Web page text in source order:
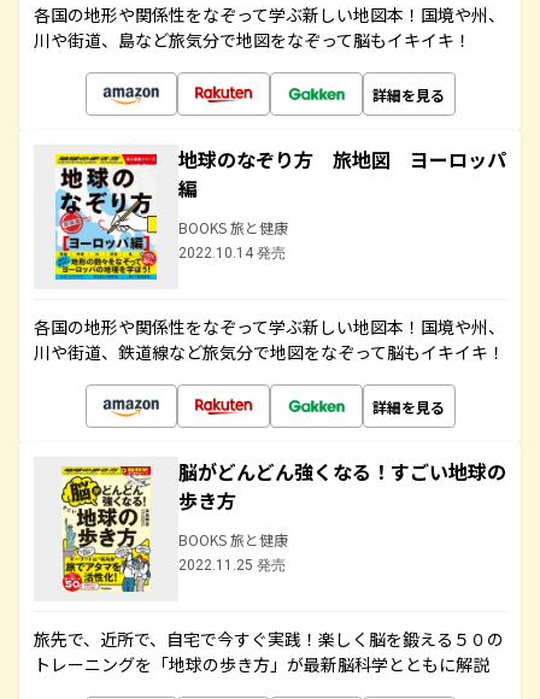
各国の地形や関係性をなぞって学ぶ新しい地図本！国境や州、
川や街道、島など旅気分で地図をなぞって脳もイキイキ！
詳細を見る
地球のなぞり方 旅地図 ヨーロッパ
編
BOOKS 旅と健康
2022.10.14 発売
各国の地形や関係性をなぞって学ぶ新しい地図本！国境や州、
川や街道、鉄道線など旅気分で地図をなぞって脳もイキイキ！
詳細を見る
脳がどんどん強くなる！すごい地球の
歩き方
BOOKS 旅と健康
2022.11.25 発売
旅先で、近所で、自宅で今すぐ実践！楽しく脳を鍛える５０の
トレーニングを「地球の歩き方」が最新脳科学とともに解説